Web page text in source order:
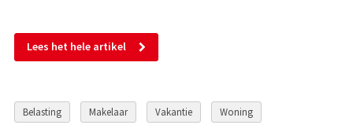
Lees het hele artikel
Belasting Makelaar Vakantie Woning